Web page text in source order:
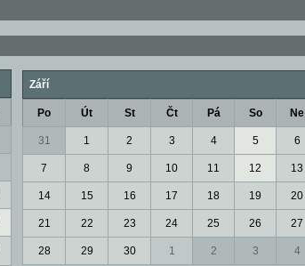
Září
Po Út St Čt Pá So Ne
31 1 2 3 4 5 6
7 8 9 10 11 12 13
14 15 16 17 18 19 20
21 22 23 24 25 26 27
28 29 30 1 2 3 4